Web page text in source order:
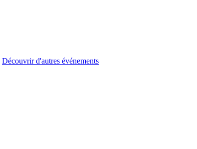
Découvrir d'autres événements